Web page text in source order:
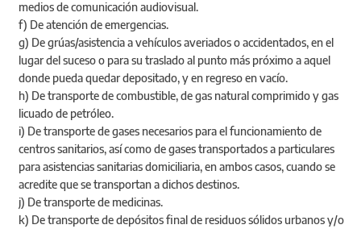
medios de comunicación audiovisual.
f) De atención de emergencias.
g) De grúas/asistencia a vehículos averiados o accidentados, en el
lugar del suceso o para su traslado al punto más próximo a aquel
donde pueda quedar depositado, y en regreso en vacío.
h) De transporte de combustible, de gas natural comprimido y gas
licuado de petróleo.
i) De transporte de gases necesarios para el funcionamiento de
centros sanitarios, así como de gases transportados a particulares
para asistencias sanitarias domiciliaria, en ambos casos, cuando se
acredite que se transportan a dichos destinos.
j) De transporte de medicinas.
k) De transporte de depósitos final de residuos sólidos urbanos y/o